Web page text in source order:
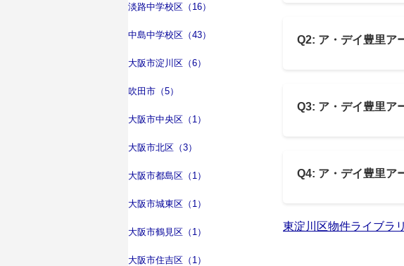
淡路中学校区（16）
中島中学校区（43）
大阪市淀川区（6）
吹田市（5）
大阪市中央区（1）
大阪市北区（3）
大阪市都島区（1）
大阪市城東区（1）
大阪市鶴見区（1）
大阪市住吉区（1）
Q2: ア・デイ豊里ア
Q3: ア・デイ豊里ア
Q4: ア・デイ豊里ア
東淀川区物件ライブラ